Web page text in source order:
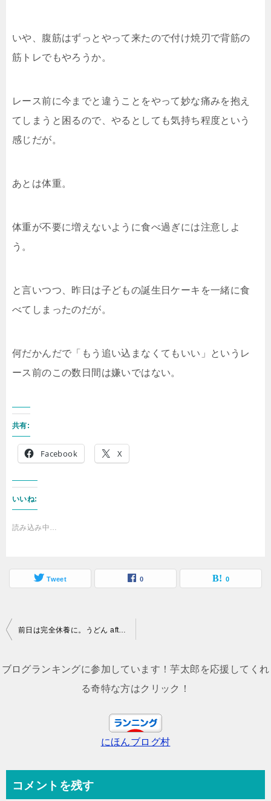
いや、腹筋はずっとやって来たので付け焼刃で背筋の
筋トレでもやろうか。
レース前に今までと違うことをやって妙な痛みを抱え
てしまうと困るので、やるとしても気持ち程度という
感じだが。
あとは体重。
体重が不要に増えないように食べ過ぎには注意しよ
う。
と言いつつ、昨日は子どもの誕生日ケーキを一緒に食
べてしまったのだが。
何だかんだで「もう追い込まなくてもいい」というレ
ース前のこの数日間は嫌いではない。
共有:
Facebook X
いいね:
読み込み中…
Tweet 0 0
投
ナ
ン
前日は完全休養に。うどん after うどん。
ブログランキングに参加しています！芋太郎を応援してくれ
る奇特な方はクリック！
にほんブログ村
コメントを残す